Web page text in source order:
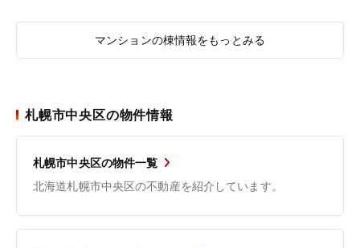
マンションの棟情報をもっとみる
札幌市中央区の物件情報
札幌市中央区の物件一覧
北海道札幌市中央区の不動産を紹介しています。